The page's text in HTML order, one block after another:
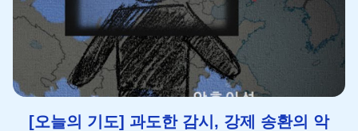
[오늘의 기도] 과도한 감시, 강제 송환의 악